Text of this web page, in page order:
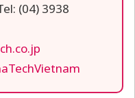
(04) 3938